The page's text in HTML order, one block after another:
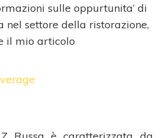
sulle oppurtunita’ di
nel settore della ristorazione,
il mio articolo